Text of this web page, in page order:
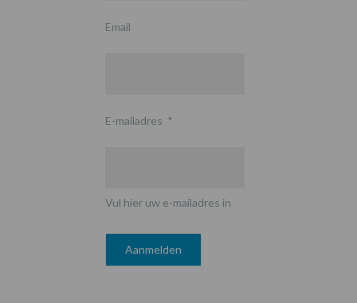
Email
E-mailadres *
Vul hier uw e-mailadres in